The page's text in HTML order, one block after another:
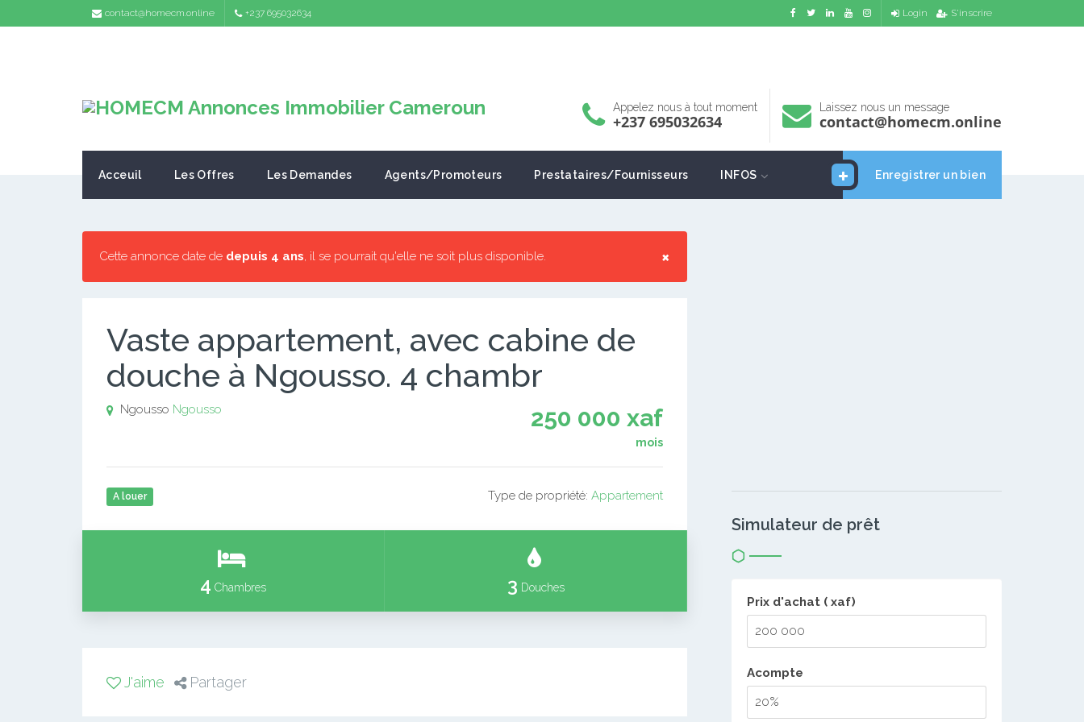
contact@homecm.online +237 695032634 Login S'inscrire
Appelez nous à tout moment
+237 695032634
Laissez nous un message
contact@homecm.online
Enregistrer un bien
Acceuil Les Offres Les Demandes Agents/Promoteurs Prestataires/Fournisseurs INFOS
×
Cette annonce date de depuis 4 ans, il se pourrait qu'elle ne soit plus disponible.
Vaste appartement, avec cabine de
douche à Ngousso. 4 chambr
250 000 xaf
mois
Ngousso Ngousso
A louer Type de propriété: Appartement
4 Chambres 3 Douches
J'aime Partager
Simulateur de prêt
Prix d'achat ( xaf)
Acompte